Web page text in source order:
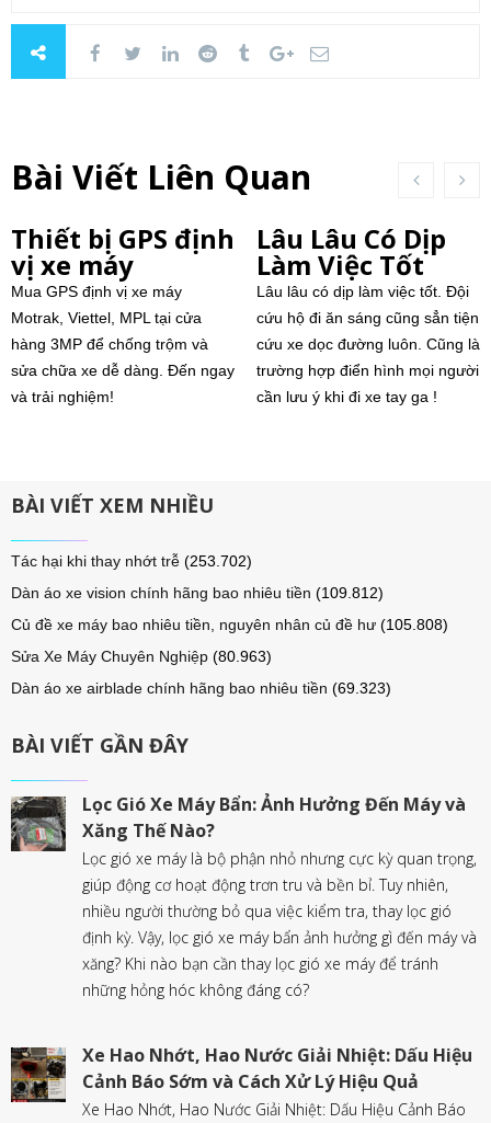
Bài Viết Liên Quan
Thiết bị GPS định
vị xe máy
Mua GPS định vị xe máy
Motrak, Viettel, MPL tại cửa
hàng 3MP để chống trộm và
sửa chữa xe dễ dàng. Đến ngay
và trải nghiệm!
Lâu Lâu Có Dịp
Làm Việc Tốt
Lâu lâu có dịp làm việc tốt. Đội
cứu hộ đi ăn sáng cũng sẳn tiện
cứu xe dọc đường luôn. Cũng là
trường hợp điển hình mọi người
cần lưu ý khi đi xe tay ga !
BÀI VIẾT XEM NHIỀU
Tác hại khi thay nhớt trễ (253.702)
Dàn áo xe vision chính hãng bao nhiêu tiền (109.812)
Củ đề xe máy bao nhiêu tiền, nguyên nhân củ đề hư (105.808)
Sửa Xe Máy Chuyên Nghiệp (80.963)
Dàn áo xe airblade chính hãng bao nhiêu tiền (69.323)
BÀI VIẾT GẦN ĐÂY
Lọc Gió Xe Máy Bẩn: Ảnh Hưởng Đến Máy và
Xăng Thế Nào?
Lọc gió xe máy là bộ phận nhỏ nhưng cực kỳ quan trọng,
giúp động cơ hoạt động trơn tru và bền bỉ. Tuy nhiên,
nhiều người thường bỏ qua việc kiểm tra, thay lọc gió
định kỳ. Vậy, lọc gió xe máy bẩn ảnh hưởng gì đến máy và
xăng? Khi nào bạn cần thay lọc gió xe máy để tránh
những hỏng hóc không đáng có?
Xe Hao Nhớt, Hao Nước Giải Nhiệt: Dấu Hiệu
Cảnh Báo Sớm và Cách Xử Lý Hiệu Quả
Xe Hao Nhớt, Hao Nước Giải Nhiệt: Dấu Hiệu Cảnh Báo